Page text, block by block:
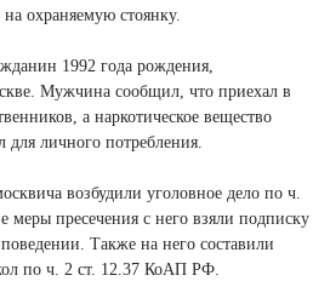
охраняемую стоянку.
1992 года рождения,
Мужчина сообщил, что приехал в
а наркотическое вещество
личного потребления.
возбудили уголовное дело по ч.
меры пресечения с него взяли подписку
Также на него составили
по ч. 2 ст. 12.37 КоАП РФ.